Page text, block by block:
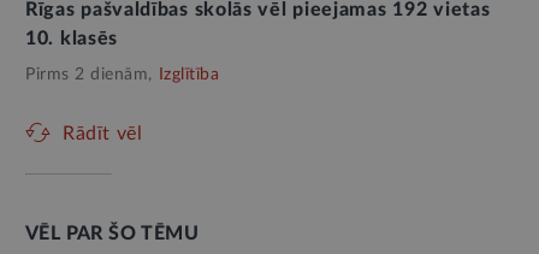
Rīgas pašvaldības skolās vēl pieejamas 192 vietas
10. klasēs
Pirms 2 dienām, Izglītība
Rādīt vēl
VĒL PAR ŠO TĒMU